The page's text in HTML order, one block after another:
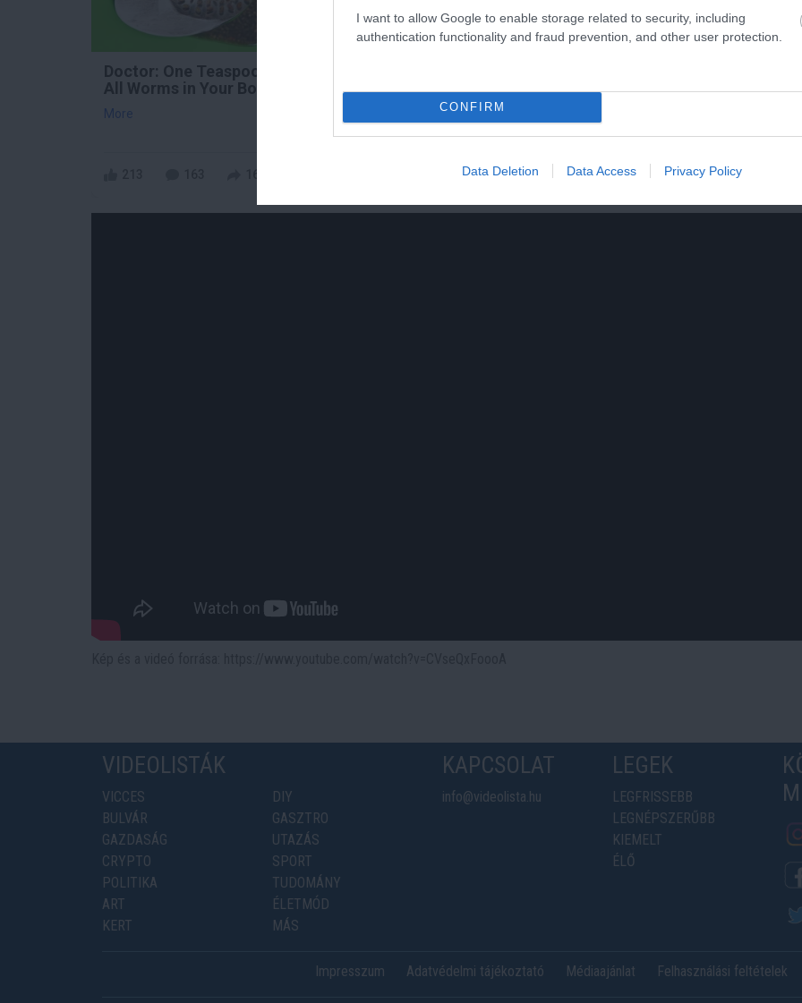
I want to allow Google to enable storage related to security, including
authentication functionality and fraud prevention, and other user protection.
CONFIRM
Data Deletion Data Access Privacy Policy
Doctor: One Teaspoon Kills
All Worms in Your Body!
More
That Are Known to Cause
157 225
Off After The First Use
432 174
VIDEOLISTÁK
VICCES
BULVÁR
GAZDASÁG
CRYPTO
POLITIKA
ART
KERT
DIY
GASZTRO
UTAZÁS
SPORT
TUDOMÁNY
ÉLETMÓD
MÁS
KAPCSOLAT
info@videolista.hu
LEGEK
LEGFRISSEBB
LEGNÉPSZERŰBB
KIEMELT
ÉLŐ
Impresszum Adatvédelmi tájékoztató Médiaajánlat Felhasználási feltételek